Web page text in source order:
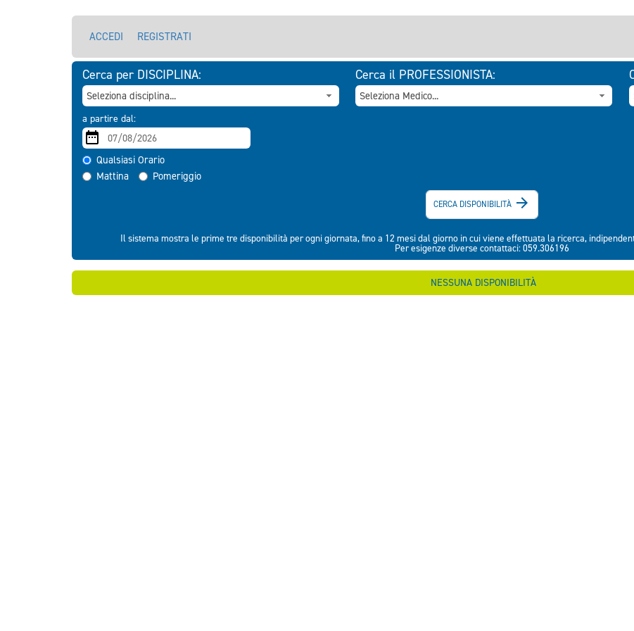
ACCEDI REGISTRATI
Cerca per DISCIPLINA: Cerca il PROFESSIONISTA:
a partire dal:
Qualsiasi Orario
Mattina
Pomeriggio
CERCA DISPONIBILITÀ 
Il sistema mostra le prime tre disponibilità per ogni giornata, fino a 12 mesi dal giorno in cui viene effettuata la ricerca,
Per esigenze diverse contattaci: 059.306196
NESSUNA DISPONIBILITÀ